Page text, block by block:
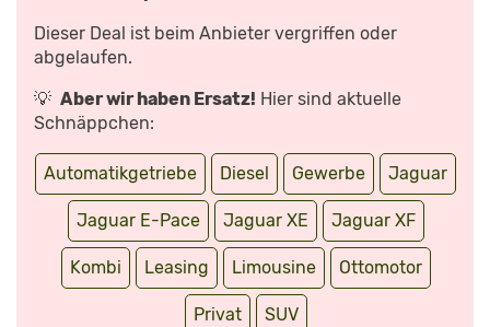
Dieser Deal ist beim Anbieter vergriffen oder
abgelaufen.
💡 Aber wir haben Ersatz! Hier sind aktuelle
Schnäppchen:
Automatikgetriebe Diesel Gewerbe Jaguar
Jaguar E-Pace Jaguar XE Jaguar XF
Kombi Leasing Limousine Ottomotor
Privat SUV